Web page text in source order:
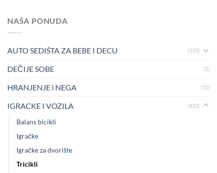
NAŠA PONUDA
AUTO SEDIŠTA ZA BEBE I DECU (115)
DEČIJE SOBE (1)
HRANJENJE i NEGA (72)
IGRACKE I VOZILA (452)
Balans bicikli
Igračke
Igračke za dvorište
Tricikli